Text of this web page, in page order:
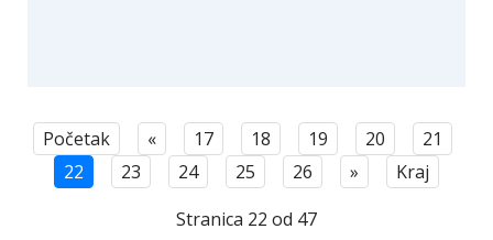
Početak « 17 18 19 20
21
22
23 24 25 26 »
Kraj
Stranica 22 od 47